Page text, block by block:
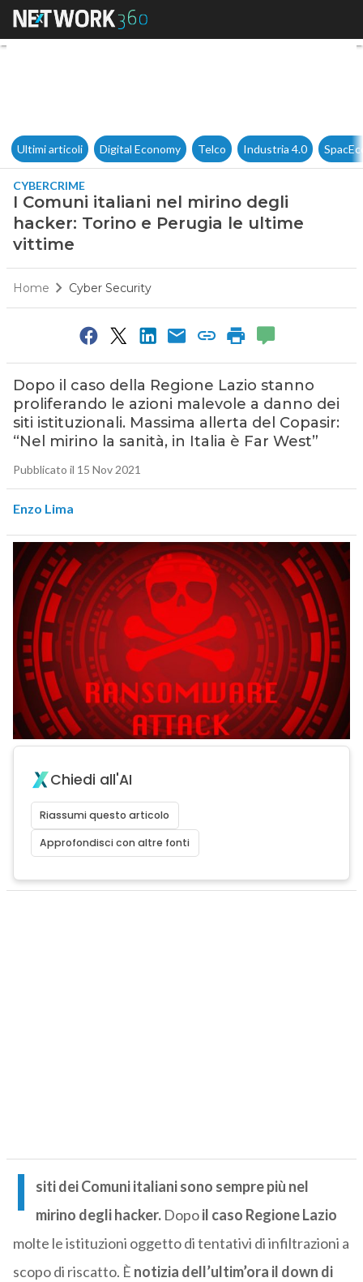
I Comuni italiani nel mirino
Ultimi articoli Digital Economy Telco Industria 4.0
CYBERCRIME
I Comuni italiani nel mirino degli
hacker: Torino e Perugia le ultime
vittime
Home Cyber Security
Dopo il caso della Regione Lazio stanno
proliferando le azioni malevole a danno dei
siti istituzionali. Massima allerta del Copasir:
“Nel mirino la sanità, in Italia è Far West”
Pubblicato il 15 Nov 2021
Enzo Lima
Chiedi all'AI
Riassumi questo articolo
Approfondisci con altre fonti
I
siti dei Comuni italiani sono sempre più nel
mirino degli hacker.Dopoil caso Regione Lazio
molte le istituzioni oggetto di tentativi di infiltrazioni a
scopo di riscatto. È notizia dell’ultim’ora il down di